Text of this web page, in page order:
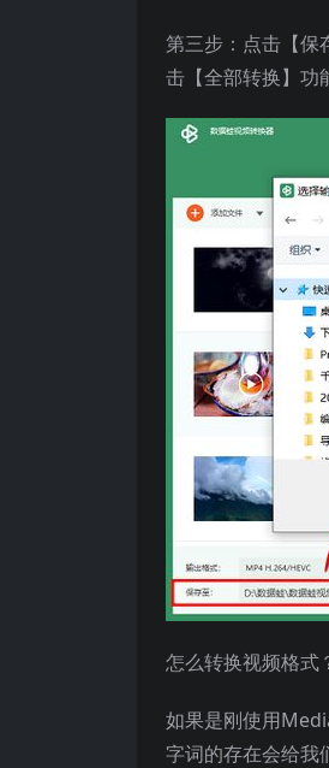
第三步：点击【保
击【全部转换】功
怎么转换视频格
如果是刚使用
字词的存在会给我